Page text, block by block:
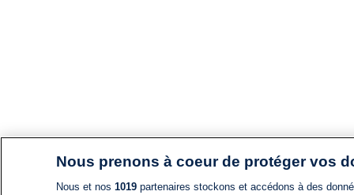
Nous prenons à coeur de protéger vos
Nous et nos 1019partenaires stockons et accédons à des